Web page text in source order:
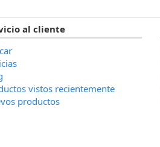
al cliente
vistos recientemente
productos